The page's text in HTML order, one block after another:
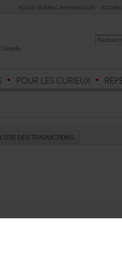
FOCUSQUÉBECAVIGNON2026 ACCUEIL
LISTEDESTRADUCTIONS